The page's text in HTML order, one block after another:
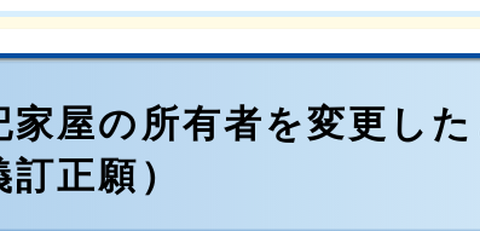
家屋の所有者を変更し
正願）